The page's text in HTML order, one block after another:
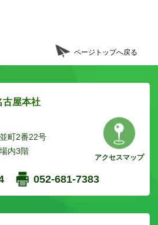
ページトップへ戻る
屋本社
町2番22号
内3階
アクセスマップ
052-681-7383